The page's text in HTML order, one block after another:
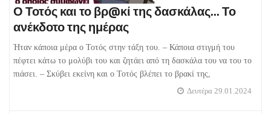
Ο Τοτός και το βρ@κί της δασκάλας... Το
ανέκδοτο της ημέρας
Ήταν κάποια μέρα ο Τοτός στην τάξη του. – Κάποια στιγμή του
πέφτει κάτω το μολύβι του και ζητάει από τη δασκάλα του να του το
πιάσει. – Σκύβει εκείνη και ο Τοτός βλέπει το βρακί της,
Δευτέρα 29.01.2024